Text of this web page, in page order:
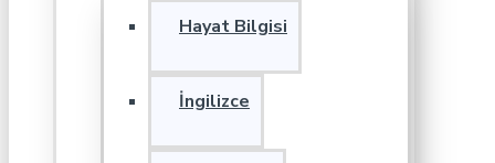
Hayat Bilgisi
İngilizce